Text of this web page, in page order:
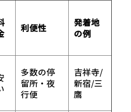
利便性
発着地
の例
多数の停
留所・夜
行便
吉祥寺/
新宿/三
鷹